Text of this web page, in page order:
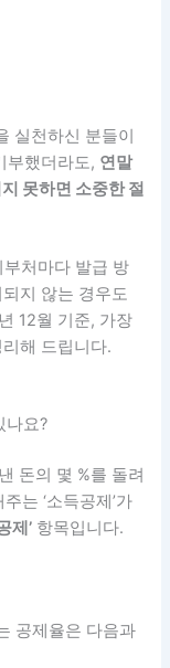
실천하신 분들이
부했더라도, 연말
못하면 소중한 절
처마다 발급 방
지 않는 경우도
12월 기준, 가장
해 드립니다.
나요?
돈의 몇 %를 돌려
는 ‘소득공제’가
제’ 항목입니다.
공제율은 다음과